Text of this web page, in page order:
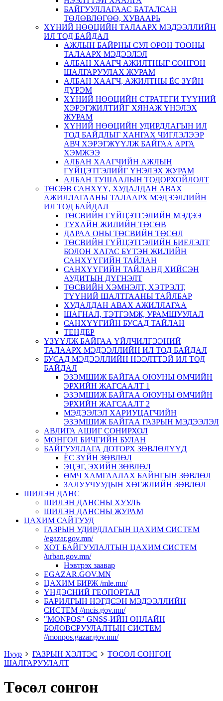
БАЙГУУЛЛАГААС БАТАЛСАН
ТӨЛӨВЛӨГӨӨ, ХУВААРЬ
ХҮНИЙ НӨӨЦИЙН ТАЛААРХ МЭДЭЭЛЛИЙН
ИЛ ТОД БАЙДАЛ
АЖЛЫН БАЙРНЫ СУЛ ОРОН ТООНЫ
ТАЛААРХ МЭДЭЭЛЭЛ
АЛБАН ХААГЧ АЖИЛТНЫГ СОНГОН
ШАЛГАРУУЛАХ ЖУРАМ
АЛБАН ХААГЧ, АЖИЛТНЫ ЁС ЗҮЙН
ДҮРЭМ
ХҮНИЙ НӨӨЦИЙН СТРАТЕГИ ТҮҮНИЙ
ХЭРЭГЖИЛТИЙГ ХЯНАЖ ҮНЭЛЭХ
ЖУРАМ
ХҮНИЙ НӨӨЦИЙН УДИРДЛАГЫН ИЛ
ТОД БАЙДЛЫГ ХАНГАХ ЧИГЛЭЛЭЭР
АВЧ ХЭРЭГЖҮҮЛЖ БАЙГАА АРГА
ХЭМЖЭЭ
АЛБАН ХААГЧИЙН АЖЛЫН
ГҮЙЦЭТГЭЛИЙГ ҮНЭЛЭХ ЖУРАМ
АЛБАН ТУШААЛЫН ТОДОРХОЙЛОЛТ
ТӨСӨВ САНХҮҮ, ХУДАЛДАН АВАХ
АЖИЛЛАГААНЫ ТАЛААРХ МЭДЭЭЛЛИЙН
ИЛ ТОД БАЙДАЛ
ТӨСВИЙН ГҮЙЦЭТГЭЛИЙН МЭДЭЭ
ТУХАЙН ЖИЛИЙН ТӨСӨВ
ДАРАА ОНЫ ТӨСВИЙН ТӨСӨЛ
ТӨСВИЙН ГҮЙЦЭТГЭЛИЙН БИЕЛЭЛТ
БОЛОН ХАГАС БҮТЭН ЖИЛИЙН
САНХҮҮГИЙН ТАЙЛАН
САНХҮҮГИЙН ТАЙЛАНД ХИЙСЭН
АУДИТЫН ДҮГНЭЛТ
ТӨСВИЙН ХЭМНЭЛТ, ХЭТРЭЛТ,
ТҮҮНИЙ ШАЛТГААНЫ ТАЙЛБАР
ХУДАЛДАН АВАХ АЖИЛЛАГАА
ШАГНАЛ, ТЭТГЭМЖ, УРАМШУУЛАЛ
САНХҮҮГИЙН БУСАД ТАЙЛАН
ТЕНДЕР
ҮЗҮҮЛЖ БАЙГАА ҮЙЛЧИЛГЭЭНИЙ
ТАЛААРХ МЭДЭЭЛЛИЙН ИЛ ТОД БАЙДАЛ
БУСАД МЭДЭЭЛЛИЙН НЭЭЛТТЭЙ ИЛ ТОД
БАЙДАЛ
ЭЗЭМШИЖ БАЙГАА ОЮУНЫ ӨМЧИЙН
ЭРХИЙН ЖАГСААЛТ 1
ЭЗЭМШИЖ БАЙГАА ОЮУНЫ ӨМЧИЙН
ЭРХИЙН ЖАГСААЛТ 2
МЭДЭЭЛЭЛ ХАРИУЦАГЧИЙН
ЭЗЭМШИЖ БАЙГАА ГАЗРЫН МЭДЭЭЛЭЛ
АВЛИГА АШИГ СОНИРХОЛ
МОНГОЛ БИЧГИЙН БУЛАН
БАЙГУУЛЛАГА ДОТОРХ ЗӨВЛӨЛҮҮД
ЁС ЗҮЙН ЗӨВЛӨЛ
ЭЦЭГ, ЭХИЙН ЗӨВЛӨЛ
ӨМЧ ХАМГААЛАХ БАЙНГЫН ЗӨВЛӨЛ
ЗАЛУУЧУУДЫН ХӨГЖЛИЙН ЗӨВЛӨЛ
ШИЛЭН ДАНС
ШИЛЭН ДАНСНЫ ХУУЛЬ
ШИЛЭН ДАНСНЫ ЖУРАМ
ЦАХИМ САЙТУУД
ГАЗРЫН УДИРДЛАГЫН ЦАХИМ СИСТЕМ
/egazar.gov.mn/
ХОТ БАЙГУУЛАЛТЫН ЦАХИМ СИСТЕМ
/urban.gov.mn/
Нэвтрэх заавар
EGAZAR.GOV.MN
ЦАХИМ БИРЖ /mle.mn/
ҮНДЭСНИЙ ГЕОПОРТАЛ
БАРИЛГЫН НЭГДСЭН МЭДЭЭЛЛИЙН
СИСТЕМ //mcis.gov.mn/
"MONPOS" GNSS-ИЙН ОНЛАЙН
БОЛОВСРУУЛАЛТЫН СИСТЕМ
//monpos.gazar.gov.mn/
Нүүр
ГАЗРЫН ХЭЛТЭС
ТӨСӨЛ СОНГОН
ШАЛГАРУУЛАЛТ
Төсөл сонгон